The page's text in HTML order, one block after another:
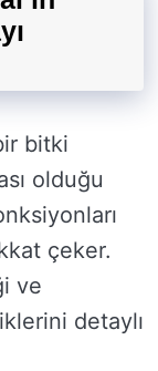
bitki
olduğu
çeker.
ve
detaylı